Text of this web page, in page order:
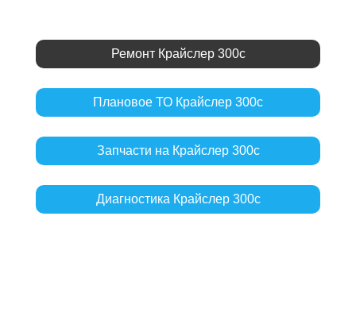
Ремонт Крайслер 300с
Плановое ТО Крайслер 300с
Запчасти на Крайслер 300с
Диагностика Крайслер 300с